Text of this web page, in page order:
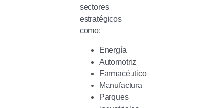
sectores
estratégicos
como:
Energía
Automotriz
Farmacéutico
Manufactura
Parques